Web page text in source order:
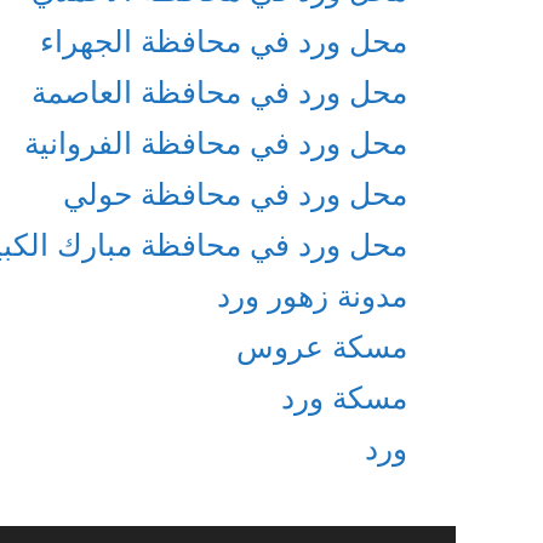
محل ورد في محافظة الجهراء
محل ورد في محافظة العاصمة
محل ورد في محافظة الفروانية
محل ورد في محافظة حولي
محل ورد في محافظة مبارك
مدونة زهور ورد
مسكة عروس
مسكة ورد
ورد